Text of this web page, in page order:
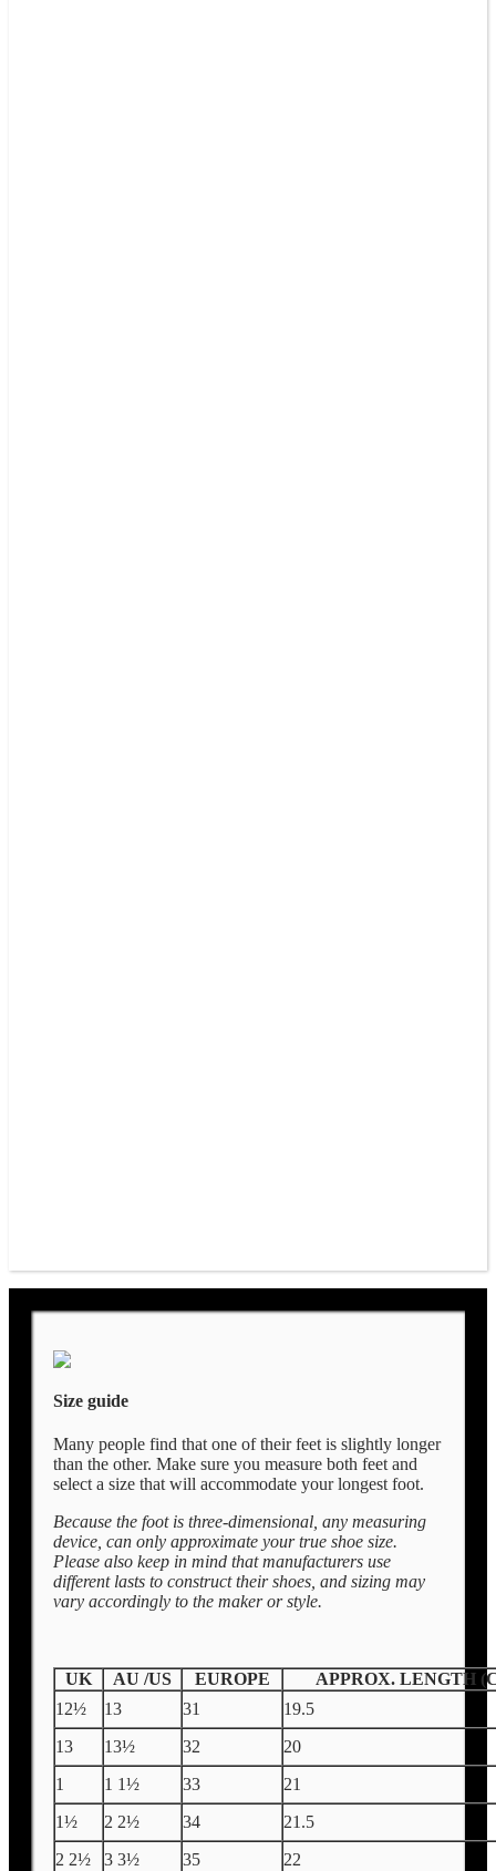
Size guide
Many people find that one of their feet is slightly longer
than the other. Make sure you measure both feet and
select a size that will accommodate your longest foot.
Because the foot is three-dimensional, any measuring
device, can only approximate your true shoe size.
Please also keep in mind that manufacturers use
different lasts to construct their shoes, and sizing may
vary accordingly to the maker or style.
UK AU /US EUROPE
APPROX. LENGTH
12½
13 31
19.5
13
13½ 32
20
1
1 1½ 33
21
1½
2 2½ 34
21.5
2 2½
3 3½ 35 22